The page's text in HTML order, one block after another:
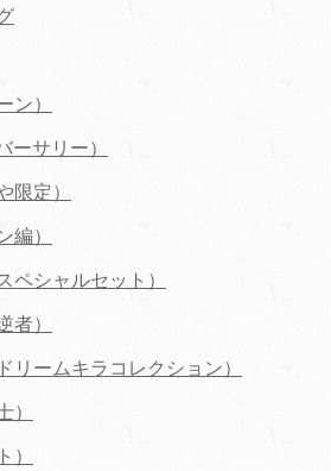
ン）
ーサリー）
限定）
編）
ペシャルセット）
者）
リームキラコレクション）
）
）